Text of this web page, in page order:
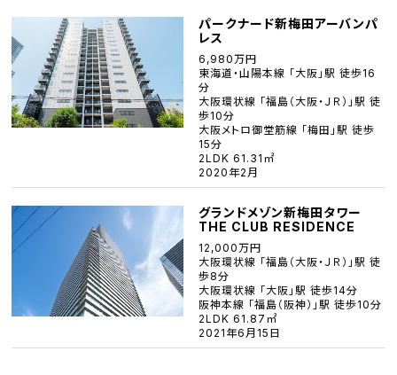
パークナード新梅田アーバンパ
レス
6,980万円
東海道・山陽本線 「大阪」駅 徒歩16
分
大阪環状線 「福島（大阪・ＪＲ）」駅 徒
歩10分
大阪メトロ御堂筋線 「梅田」駅 徒歩
15分
2LDK 61.31㎡
2020年2月
グランドメゾン新梅田タワー
THE CLUB RESIDENCE
12,000万円
大阪環状線 「福島（大阪・ＪＲ）」駅 徒
歩8分
大阪環状線 「大阪」駅 徒歩14分
阪神本線 「福島（阪神）」駅 徒歩10分
2LDK 61.87㎡
2021年6月15日